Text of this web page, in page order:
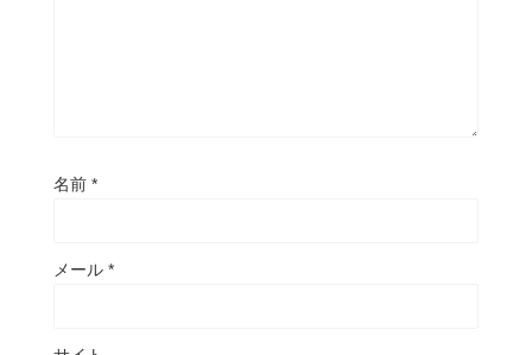
名前 *
メール *